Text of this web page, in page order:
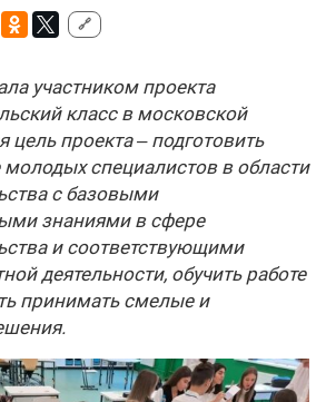
🔗
участником проекта
класс в московской
цель проекта – подготовить
специалистов в области
с базовыми
знаниями в сфере
и соответствующими
деятельности, обучить работе
принимать смелые и